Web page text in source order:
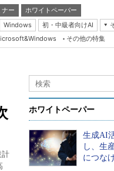
ナー
ホワイトペーパー
Windows 初・中級者向けAI
& Storage
Agile
Expert
＆ OSS
その他の特集
計
ホワイトペーパー
生成AI
し、生
につな